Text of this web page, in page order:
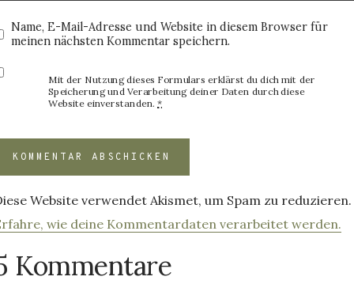
Name, E-Mail-Adresse und Website in diesem Browser für
meinen nächsten Kommentar speichern.
Mit der Nutzung dieses Formulars erklärst du dich mit der
Speicherung und Verarbeitung deiner Daten durch diese
Website einverstanden.*
Website verwendet Akismet, um Spam zu reduzieren.
wie deine Kommentardaten verarbeitet werden.
Kommentare